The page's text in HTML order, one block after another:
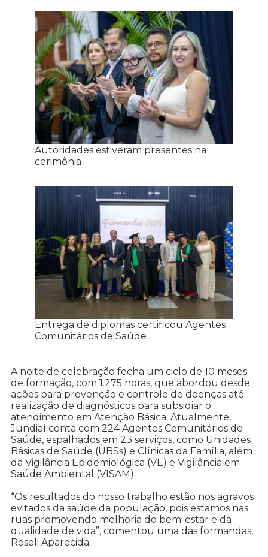
Autoridades estiveram presentes na
cerimônia
Entrega de diplomas certificou Agentes
Comunitários de Saúde
A noite de celebração fecha um ciclo de 10 meses
de formação, com 1.275 horas, que abordou desde
ações para prevenção e controle de doenças até
realização de diagnósticos para subsidiar o
atendimento em Atenção Básica. Atualmente,
Jundiaí conta com 224 Agentes Comunitários de
Saúde, espalhados em 23 serviços, como Unidades
Básicas de Saúde (UBSs) e Clínicas da Família, além
da Vigilância Epidemiológica (VE) e Vigilância em
Saúde Ambiental (VISAM).
“Os resultados do nosso trabalho estão nos agravos
evitados da saúde da população, pois estamos nas
ruas promovendo melhoria do bem-estar e da
qualidade de vida”, comentou uma das formandas,
Roseli Aparecida.